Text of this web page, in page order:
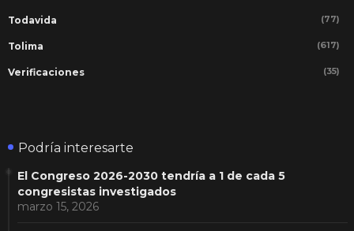
Todavida (77)
Tolima (617)
Verificaciones (35)
Podría interesarte
El Congreso 2026-2030 tendría a 1 de cada 5
congresistas investigados
marzo 15, 2026